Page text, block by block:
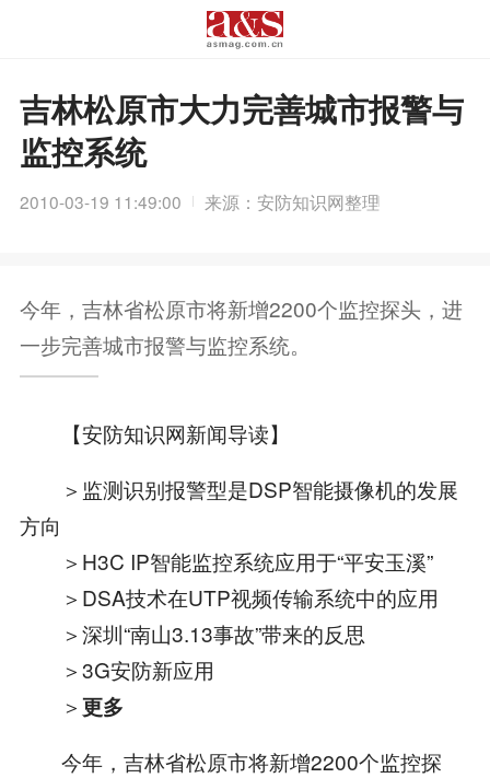
吉林松原市大力完善城市报警与
监控系统
2010-03-19 11:49:00 来源：安防知识网整理
今年，吉林省松原市将新增2200个监控探头，进
一步完善城市报警与监控系统。
【安防知识网新闻导读】
＞监测识别报警型是DSP智能摄像机的发展
方向
＞H3C IP智能监控系统应用于“平安玉溪”
＞DSA技术在UTP视频传输系统中的应用
＞深圳“南山3.13事故”带来的反思
＞3G安防新应用
＞更多
今年，吉林省松原市将新增2200个监控探